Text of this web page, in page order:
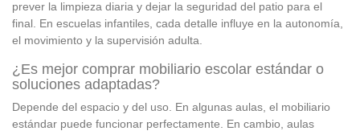
prever la limpieza diaria y dejar la seguridad del patio para el
final. En escuelas infantiles, cada detalle influye en la autonomía,
el movimiento y la supervisión adulta.
¿Es mejor comprar mobiliario escolar estándar o
soluciones adaptadas?
Depende del espacio y del uso. En algunas aulas, el mobiliario
estándar puede funcionar perfectamente. En cambio, aulas